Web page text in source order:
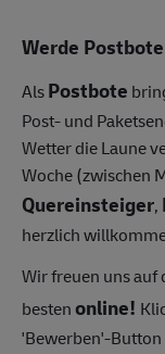
Werde
AlsPostbote
Post- und
Wetter die Laune
Woche (zwischen
Quereinsteiger,
herzlich
Wir freuen uns auf
bestenonline!
'Bewerben'-Button